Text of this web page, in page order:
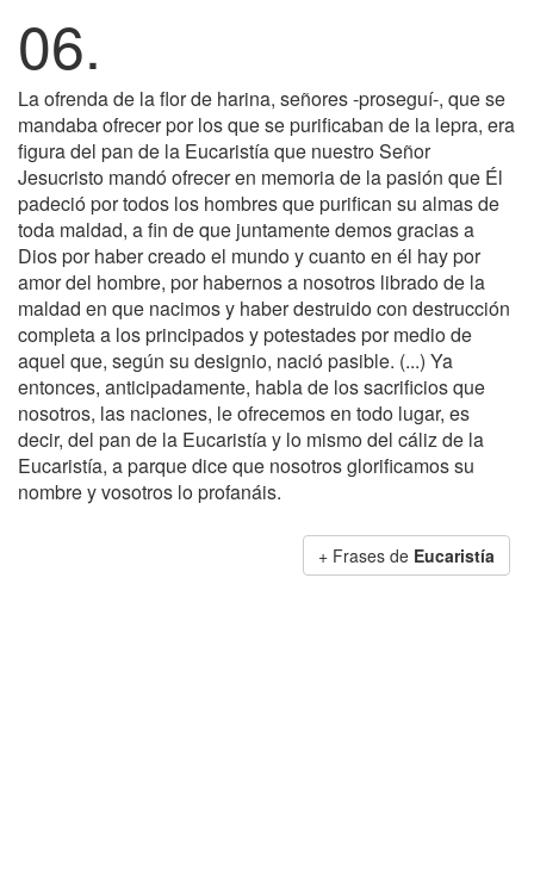
06.
La ofrenda de la flor de harina, señores -proseguí-, que se
mandaba ofrecer por los que se purificaban de la lepra, era
figura del pan de la Eucaristía que nuestro Señor
Jesucristo mandó ofrecer en memoria de la pasión que Él
padeció por todos los hombres que purifican su almas de
toda maldad, a fin de que juntamente demos gracias a
Dios por haber creado el mundo y cuanto en él hay por
amor del hombre, por habernos a nosotros librado de la
maldad en que nacimos y haber destruido con destrucción
completa a los principados y potestades por medio de
aquel que, según su designio, nació pasible. (...) Ya
entonces, anticipadamente, habla de los sacrificios que
nosotros, las naciones, le ofrecemos en todo lugar, es
decir, del pan de la Eucaristía y lo mismo del cáliz de la
Eucaristía, a parque dice que nosotros glorificamos su
nombre y vosotros lo profanáis.
+ Frases de Eucaristía